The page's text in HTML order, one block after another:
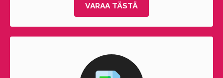
VARAA TÄSTÄ